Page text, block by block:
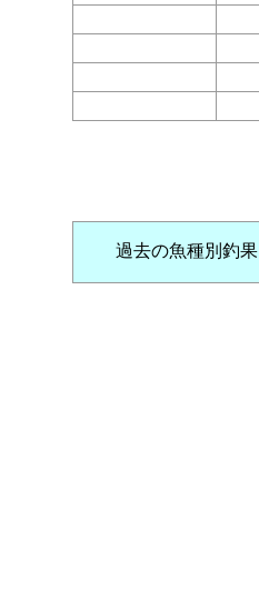
過去の魚種別釣果